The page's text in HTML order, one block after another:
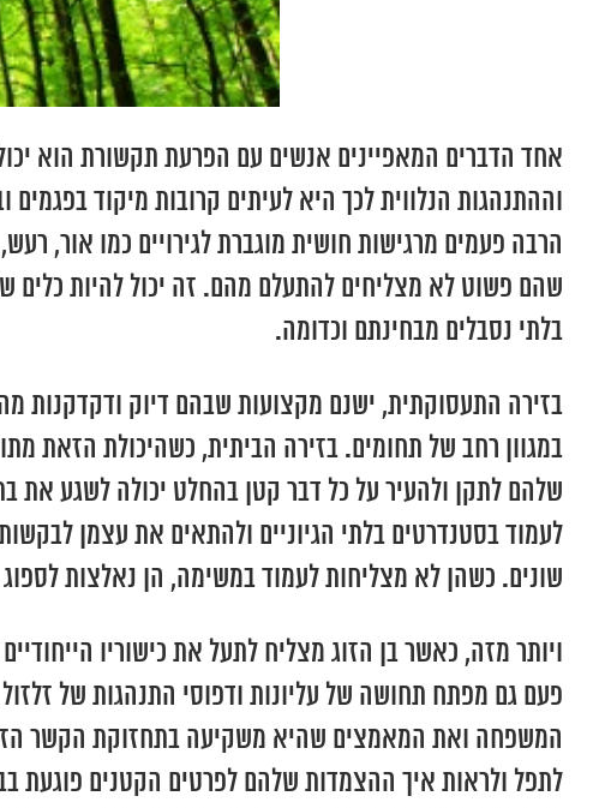
אחד הדברים המאפיינים אנשים עם הפרעת תקשורת הוא
וההתנהגות הנלווית לכך היא לעיתים קרובות מיקוד
הרבה פעמים מרגישות חושית מוגברת לגירויים כמו אור,
שהם פשוט לא מצליחים להתעלם מהם. זה יכול להיות
בלתי נסבלים מבחינתם וכדומה.
בזירה התעסוקתית, ישנם מקצועות שבהם דיוק ודקדקנות
במגוון רחב של תחומים. בזירה הביתית, כשהיכולת הזאת
שלהם לתקן ולהעיר על כל דבר קטן בהחלט יכולה לשגע את
לעמוד בסטנדרטים בלתי הגיוניים ולהתאים את עצמן
שונים. כשהן לא מצליחות לעמוד במשימה, הן נאלצות
ויותר מזה, כאשר בן הזוג מצליח לתעל את כישוריו
פעם גם מפתח תחושה של עליונות ודפוסי התנהגות של
המשפחה ואת המאמצים שהיא משקיעה בתחזוקת הקשר
לתפל ולראות איך ההצמדות שלהם לפרטים הקטנים פוגעת